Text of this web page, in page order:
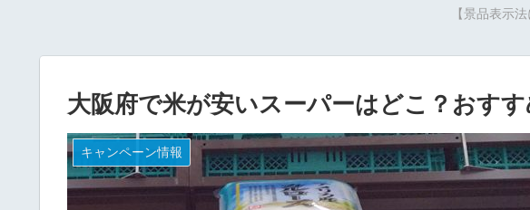
【景品表示
大阪府で米が安いスーパーはどこ？おす
キャンペーン情報